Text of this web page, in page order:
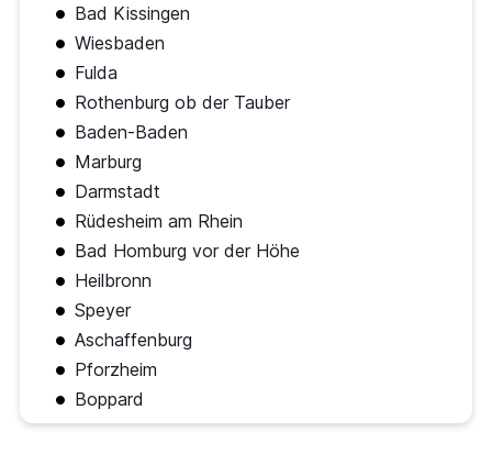
Bad Kissingen
Wiesbaden
Fulda
Rothenburg ob der Tauber
Baden-Baden
Marburg
Darmstadt
Rüdesheim am Rhein
Bad Homburg vor der Höhe
Heilbronn
Speyer
Aschaffenburg
Pforzheim
Boppard